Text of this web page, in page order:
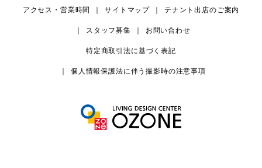
アクセス・営業時間 サイトマップ テナント出店のご案内
スタッフ募集 お問い合わせ
特定商取引法に基づく表記
個人情報保護法に伴う撮影時の注意事項